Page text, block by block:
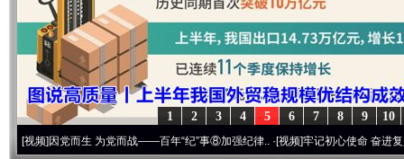
10
9
8
7
6
5
4
3
2
1
党而生 为党而战——百年“纪”事⑧加强纪律..·[视频]牢记初心使命 奋进复兴征程丨“